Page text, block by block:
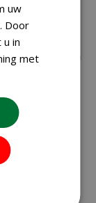
uw
Door
in
met